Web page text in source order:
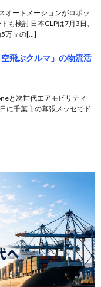
オートメーションがロボッ
も検討 日本GLPは7月3日、
5万㎡の[…]
飛ぶクルマ」の物流活
と次世代エアモビリティ
に千葉市の幕張メッセでド